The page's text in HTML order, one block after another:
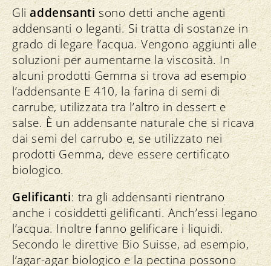
Gliaddensantisono detti anche agenti
addensanti o leganti. Si tratta di sostanze in
grado di legare l’acqua. Vengono aggiunti alle
soluzioni per aumentarne la viscosità. In
alcuni prodotti Gemma si trova ad esempio
l’addensante E 410, la farina di semi di
carrube, utilizzata tra l’altro in dessert e
salse. È un addensante naturale che si ricava
dai semi del carrubo e, se utilizzato nei
prodotti Gemma, deve essere certificato
biologico.
Gelificanti: tra gli addensanti rientrano
anche i cosiddetti gelificanti. Anch’essi legano
l’acqua. Inoltre fanno gelificare i liquidi.
Secondo le direttive Bio Suisse, ad esempio,
l’agar-agar biologico e la pectina possono